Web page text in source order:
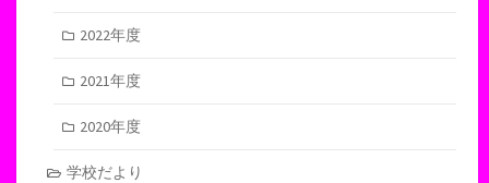
2022年度
2021年度
2020年度
学校だより